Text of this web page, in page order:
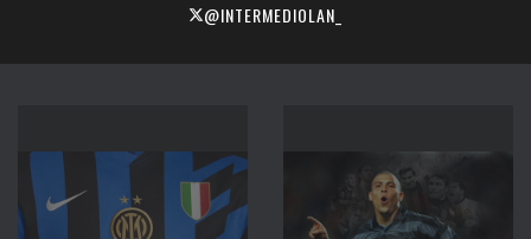
@INTERMEDIOLAN_